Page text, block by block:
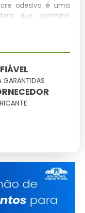
adesivo é uma
que combina
plásticos para
conteúdo. Este
não autorizadas.
e
conteúdo contra
GARANTIDAS